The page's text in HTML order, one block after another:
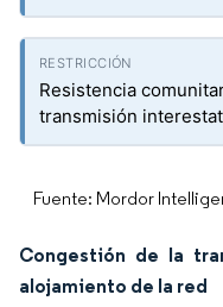
Resistencia
transmisión
Fuente: Mordor
Congestión de la
alojamiento de la red